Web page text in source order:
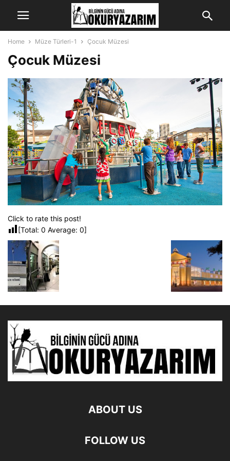
Home Müze Türleri-1 Çocuk Müzesi
Çocuk Müzesi
Click to rate this post!
[Total: 0 Average: 0]
ABOUT US
FOLLOW US